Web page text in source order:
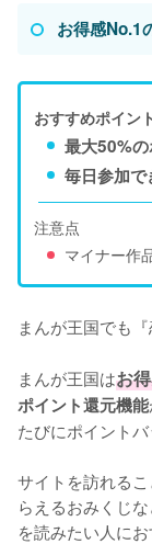
お得感No.1
おすすめポイント
最大50%の
毎日参加
注意点
マイナー作
まんが王国でも
まんが王国はお
ポイント還元機能
たびにポイントバ
サイトを訪れる
らえるおみくじ
を読みたい人にお